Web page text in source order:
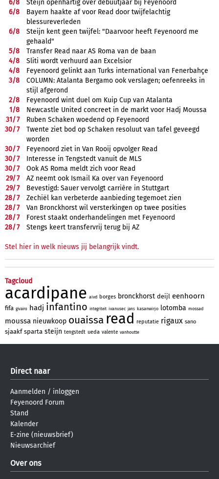
6/8
Steijn openhartig over debuutjaar bij Feyenoord
6/8
Bayern haakte af voor Read door twijfelachtig
blessureverleden
6/8
Steijn kent geen twijfel: "Daarvoor heeft Feyenoord me
gehaald"
5/8
Transfer Read naar AS Roma van de baan
4/8
Sliti wordt verhuurd aan Excelsior
4/8
Feyenoord gelinkt aan Turks international van Fenerbahçe
3/8
COLUMN: Atalanta Bergamo ook verslagen; oefenreeks in
stijl afgerond
2/8
Feyenoord wint duel om Kuip Cup van Atalanta
1/8
Newcastle United concreet in de markt voor Hadj Moussa
31/7
Ruben Schaken woedend op Feyenoord
30/7
Twente ziet bod op Schaken resoluut van tafel geveegd
worden
30/7
Feyenoord ziet in Van Rooij opvolger Read
30/7
Interesse in Tengstedt vanuit de MLS
30/7
Ook AS Roma meldt zich voor Read
29/7
AZ neemt ook Ismail Ka over van Feyenoord
29/7
Bevestigd: Sauer vervolgt carrière in Stuttgart
28/7
Zechiël kan verbeterde aanbieding tegemoet zien
28/7
Van Bronckhorst wil versterkingen op twee posities
28/7
Forest staakt onderhandelingen met Feyenoord
28/7 Stengs keert transfervrij terug bij AZ
Stel hier in welk nieuws jij belangrijk vindt.
Tagcloud
acardipane aivd borges bronckhorst deijl eenhoorn
fifa givairo hadj infantino integriteit ivanusec jans kasanwirjo lotomba mossad
moussa nieuwkoop ouaissa read reputatie rigaux sano
sjaakf sparta steijn tengstedt ueda valente vanhoutte
Direct naar
Aanmelden / inloggen
Feyenoord Forum
Stand
Kalender
E-zine (nieuwsbrief)
Nieuwsarchief
Over ons